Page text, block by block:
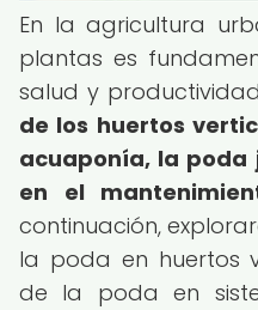
En la agricultura
plantas es
salud y
de los huertos
acuaponía, la poda
en el
continuación,
la poda en huertos
de la poda en